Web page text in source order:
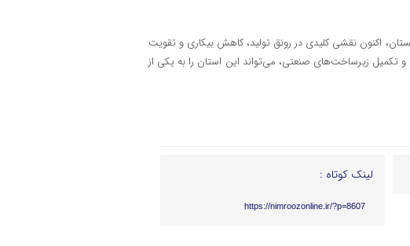
اکنون نقشی کلیدی در رونق تولید، کاهش بیکاری و تقویت
تکمیل زیرساخت‌های صنعتی، می‌تواند این استان را به یکی از
لینک کوتاه :
https://nimroozonline.ir/?p=8607